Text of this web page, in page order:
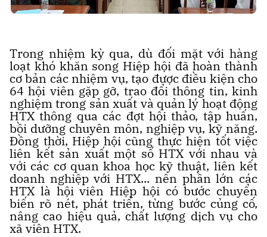
Trong nhiệm kỳ qua, dù đối mặt với hàng
loạt khó khăn song Hiệp hội đã hoàn thành
cơ bản các nhiệm vụ, tạo được điều kiện cho
64 hội viên gặp gỡ, trao đổi thông tin, kinh
nghiệm trong sản xuất và quản lý hoạt động
HTX thông qua các đợt hội thảo, tập huấn,
bồi dưỡng chuyên môn, nghiệp vụ, kỹ năng.
Đồng thời, Hiệp hội cũng thực hiện tốt việc
liên kết sản xuất một số HTX với nhau và
với các cơ quan khoa học kỹ thuật, liên kết
doanh nghiệp với HTX... nên phần lớn các
HTX là hội viên Hiệp hội có bước chuyển
biến rõ nét, phát triển, từng bước củng cố,
nâng cao hiệu quả, chất lượng dịch vụ cho
xã viên HTX.